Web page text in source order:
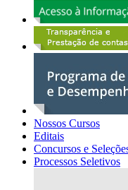
Nossos Cursos
Editais
Concursos e
Processos Seletivos